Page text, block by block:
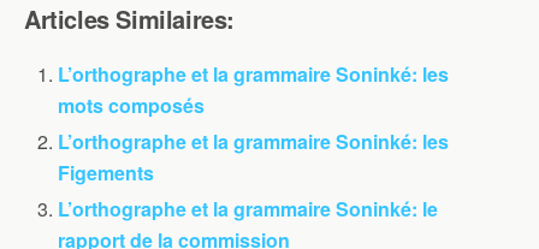
Articles Similaires:
L’orthographe et la grammaire Soninké: les
mots composés
L’orthographe et la grammaire Soninké: les
Figements
L’orthographe et la grammaire Soninké: le
rapport de la commission